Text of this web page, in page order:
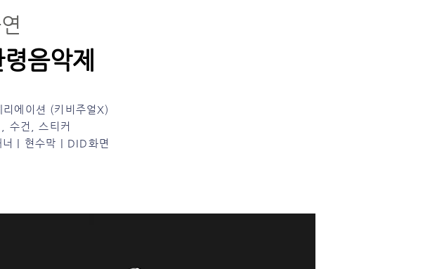
음악제
에이션 (키비주얼X)
수건, 스티커
| 현수막 | DID화면